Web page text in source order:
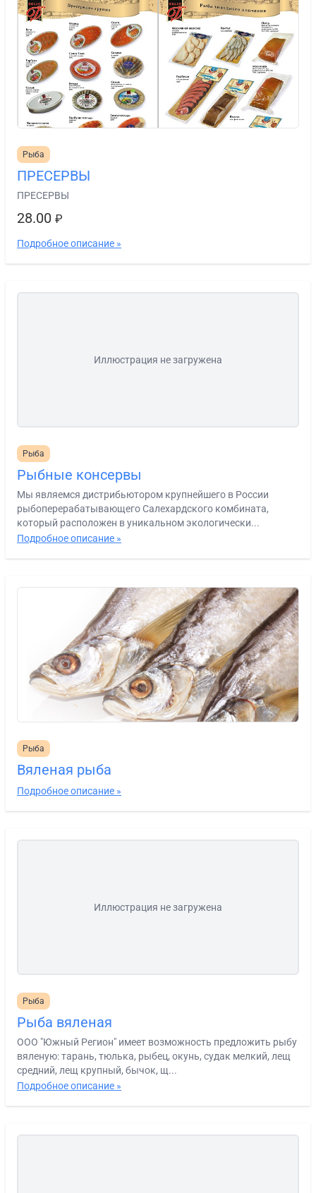
Рыба
ПРЕСЕРВЫ
ПРЕСЕРВЫ
28.00 ₽
Подробное описание »
Иллюстрация не загружена
Рыба
Рыбные консервы
Мы являемся дистрибьютором крупнейшего в России
рыбоперерабатывающего Салехардского комбината,
который расположен в уникальном экологически...
Подробное описание »
Рыба
Вяленая рыба
Подробное описание »
Иллюстрация не загружена
Рыба
Рыба вяленая
ООО "Южный Регион" имеет возможность предложить рыбу
вяленую: тарань, тюлька, рыбец, окунь, судак мелкий, лещ
средний, лещ крупный, бычок, щ...
Подробное описание »